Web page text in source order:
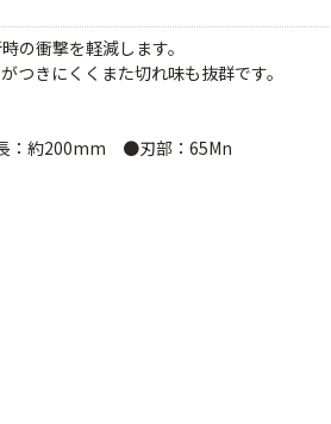
の衝撃を軽減します。
つきにくくまた切れ味も抜群です。
約200mm ●刃部：65Mn